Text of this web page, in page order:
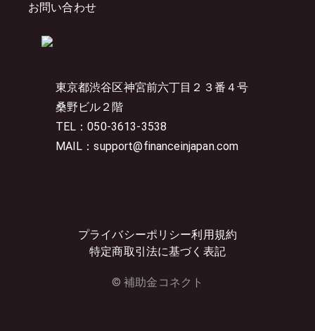
東京都渋谷区神宮前六丁目２３番４号
桑野ビル２階
TEL：050-3613-3538
MAIL：support@financeinjapan.com
プライバシーポリシー利用規約
特定商取引法に基づく表記
© 補助金コネクト
お問い合わせ